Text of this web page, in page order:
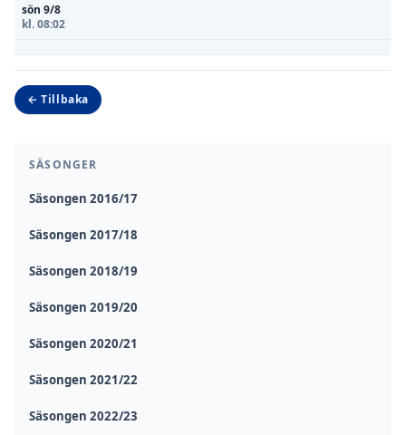
SÄSONGER
Säsongen 2016/17
Säsongen 2017/18
Säsongen 2018/19
Säsongen 2019/20
Säsongen 2020/21
Säsongen 2021/22
Säsongen 2022/23
sön 9/8
kl. 08:02
← Tillbaka